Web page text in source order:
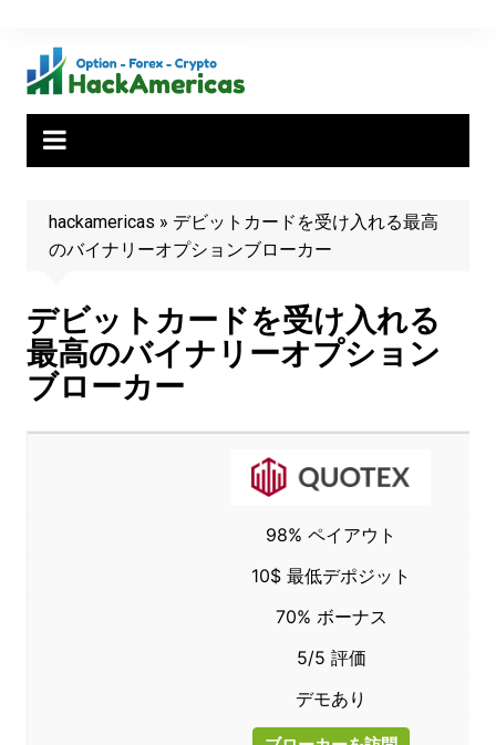
content
hackamericas » デビットカードを受け入れる最高
のバイナリーオプションブローカー
デビットカードを受け入れる
最高のバイナリーオプション
ブローカー
98% ペイアウト
10$ 最低デポジット
70% ボーナス
5/5 評価
デモあり